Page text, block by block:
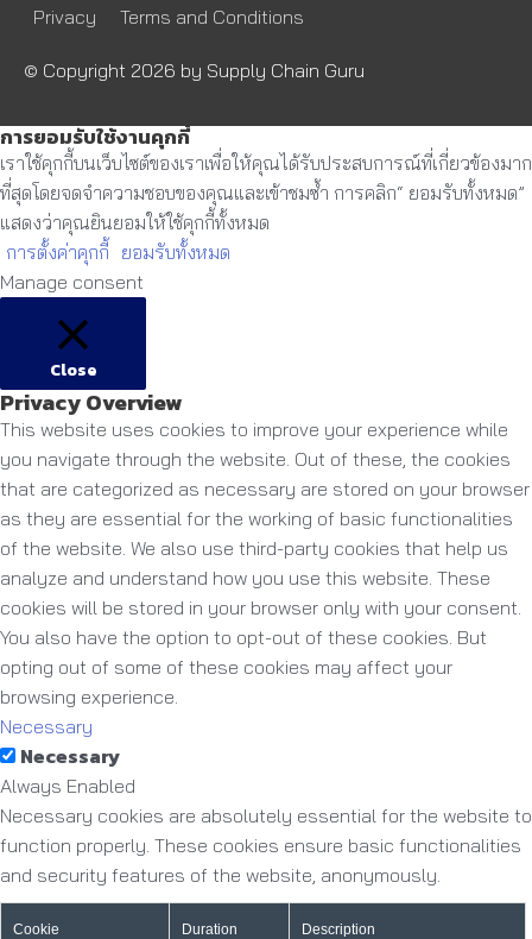
Privacy Terms and Conditions
© Copyright 2026 by Supply Chain Guru
การยอมรับใช้งานคุกกี้
เราใช้คุกกี้บนเว็บไซต์ของเราเพื่อให้คุณได้รับประสบการณ์ที่เกี่ยวข้องมาก
ที่สุดโดยจดจำความชอบของคุณและเข้าชมซ้ำ การคลิก“ ยอมรับทั้งหมด”
แสดงว่าคุณยินยอมให้ใช้คุกกี้ทั้งหมด
การตั้งค่าคุกกี้ ยอมรับทั้งหมด
Manage consent
Close
Privacy Overview
This website uses cookies to improve your experience while
you navigate through the website. Out of these, the cookies
that are categorized as necessary are stored on your browser
as they are essential for the working of basic functionalities
of the website. We also use third-party cookies that help us
analyze and understand how you use this website. These
cookies will be stored in your browser only with your consent.
You also have the option to opt-out of these cookies. But
opting out of some of these cookies may affect your
browsing experience.
Necessary
Necessary
Always Enabled
Necessary cookies are absolutely essential for the website to
function properly. These cookies ensure basic functionalities
and security features of the website, anonymously.
Cookie Duration Description